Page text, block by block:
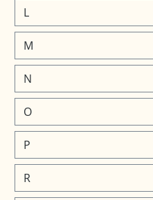
L
M
N
O
P
R